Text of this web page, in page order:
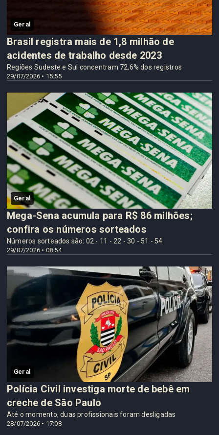
Geral
29/07/2026 • 15:55
Brasil registra mais de 1,8 milhão de
acidentes de trabalho desde 2023
Regiões Sudeste e Sul concentram 72,6% dos registros
Geral
29/07/2026 • 08:54
Mega-Sena acumula para R$ 86 milhões;
confira os números sorteados
Números sorteados são: 02 - 11 - 22 - 30 - 51 - 54
Geral
28/07/2026 • 17:08
Polícia Civil investiga morte de bebê em
creche de São Paulo
Até o momento, duas profissionais foram desligadas